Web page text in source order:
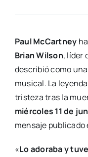
Paul McCartney
Brian Wilson, líder
describió como una
musical. La
tristeza tras la
miércoles 11 de
mensaje publicado
«Lo adoraba y